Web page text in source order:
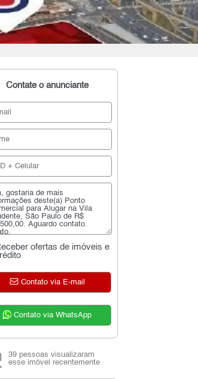
Contate o anunciante
ofertas de imóveis e
Contato via E-mail
Contato via WhatsApp
39 pessoas visualizaram
esse imóvel recentemente